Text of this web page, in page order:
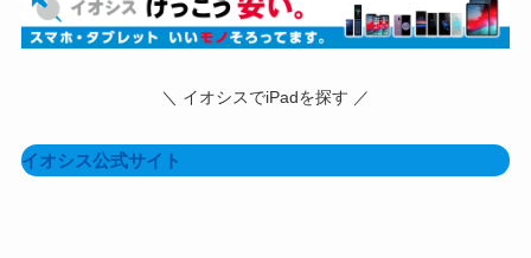
＼ イオシスでiPadを探す ／
イオシス公式サイト